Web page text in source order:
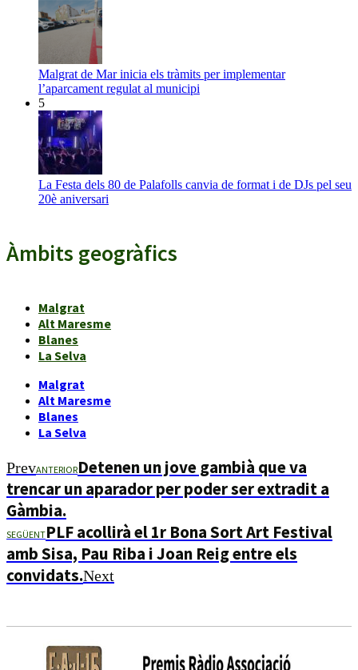
Malgrat de Mar inicia els tràmits per implementar
l’aparcament regulat al municipi
5
La Festa dels 80 de Palafolls canvia de format i de DJs pel seu
20è aniversari
Àmbits geogràfics
Malgrat
Alt Maresme
Blanes
La Selva
Malgrat
Alt Maresme
Blanes
La Selva
PrevANTERIORDetenen un jove gambià que va
trencar un aparador per poder ser extradit a
Gàmbia.
SEGÜENTPLF acollirà el 1r Bona Sort Art Festival
amb Sisa, Pau Riba i Joan Reig entre els
convidats.Next